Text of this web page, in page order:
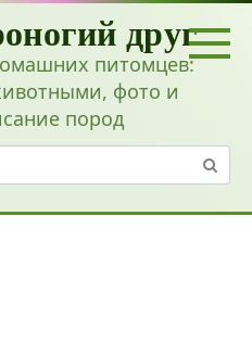
друг
питомцев:
фото и
пород